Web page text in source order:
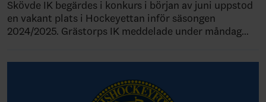
Skövde IK begärdes i konkurs i början av juni uppstod
en vakant plats i Hockeyettan inför säsongen
2024/2025. Grästorps IK meddelade under måndag…